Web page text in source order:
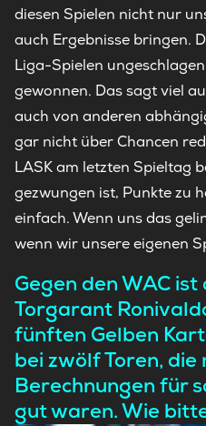
diesen Spielen nicht nur
auch Ergebnisse bringen.
Liga-Spielen
gewonnen. Das sagt viel
auch von anderen
gar nicht über Chancen
LASK am letzten Spieltag
gezwungen ist, Punkte zu
einfach. Wenn uns das
wenn wir unsere eigenen
Gegen den WAC
Torgarant
fünften Gelben
bei zwölf Toren,
Berechnungen für
gut waren. Wie